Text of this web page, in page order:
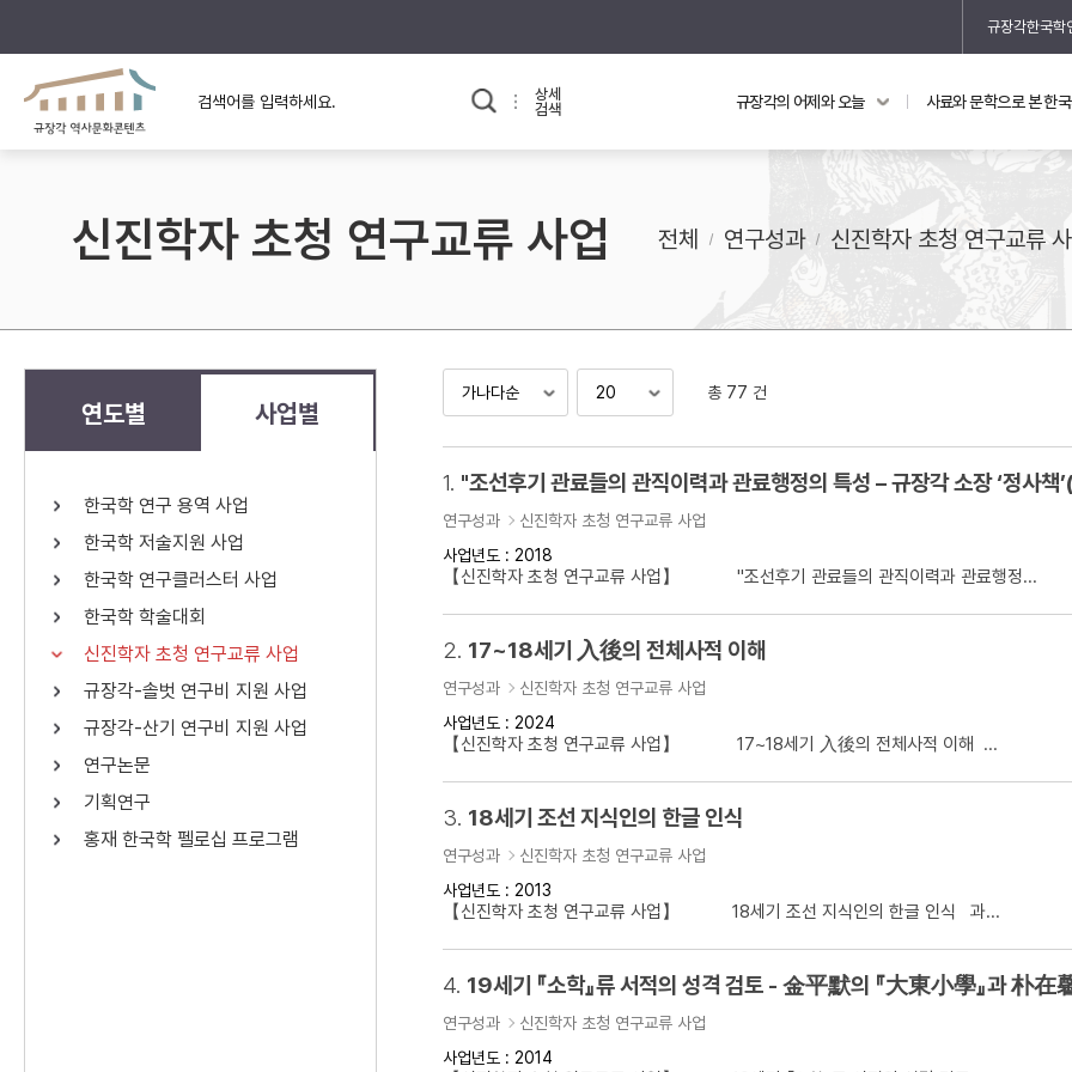
규장각한국학
규장각의 어제와 오늘
규장각 소개영상
사료와 문학으로 본
고대
고려
조선 후기
근대
교과 연동 자료 의궤와 지리지
지리지 이야기
상세
검색
검색 연산자 사용안내
연산자 설명
AND
OR 정조 OR 정약용 “정조” 또는 “정약용”이 포함된 자료를 검색
료를 검색
규장각의 어제와 오늘 사료와 문학으로 본 한
신진학자 초청 연구교류 사업 전체 연구성과 신진학자 초청 연구교류
연도별 사업별
한국학 연구 용역 사업
한국학 저술지원 사업
한국학 연구클러스터 사업
한국학 학술대회
신진학자 초청 연구교류 사업
규장각-솔벗 연구비 지원 사업
규장각-산기 연구비 지원 사업
연구논문
기획연구
홍재 한국학 펠로십 프로그램
총 77 건
1. "조선후기 관료들의 관직이력과 관료행
연구성과
신진학자 초청 연구교류 사업
사업년도 : 2018
【신진학자 초청 연구교류 사업】 "조선후기 관료들의 관직이력과 관료행정...
2. 17~18세기 入後의 전체사적 이해
연구성과
신진학자 초청 연구교류 사업
사업년도 : 2024
【신진학자 초청 연구교류 사업】 17~18세기 入後의 전체사적 이해 ...
3. 18세기 조선 지식인의 한글 인식
연구성과
신진학자 초청 연구교류 사업
사업년도 : 2013
【신진학자 초청 연구교류 사업】 18세기 조선 지식인의 한글 인식 과...
4. 19세기 『소학』류 서적의 성격 검토 - 金平默의 『大東小學』과 朴在
연구성과
신진학자 초청 연구교류 사업
사업년도 : 2014